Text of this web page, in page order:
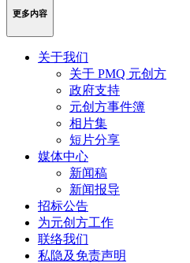
更多内容
关于我们
关于 PMQ 元创方
政府支持
元创方事件簿
相片集
短片分享
媒体中心
新闻稿
新闻报导
招标公告
为元创方工作
联络我们
私隐及免责声明